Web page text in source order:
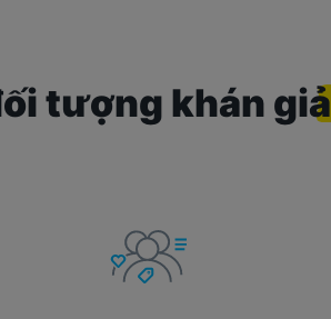
tượng khán giả